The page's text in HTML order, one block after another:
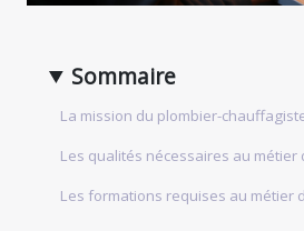
Sommaire
La mission du plombier-
Les qualités nécessaires au
Les formations requises au métier